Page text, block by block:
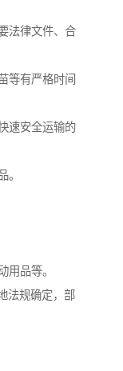
法律文件、合
等有严格时间
速安全运输的
。
用品等。
法规确定，部